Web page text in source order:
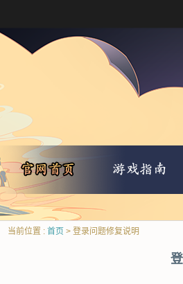
当前位置 : 首页 > 登录问题修复说明